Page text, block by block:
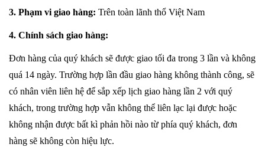
3. Phạm vi giao hàng: Trên toàn lãnh thổ Việt Nam
4. Chính sách giao hàng:
Đơn hàng của quý khách sẽ được giao tối đa trong 3 lần và không
quá 14 ngày. Trường hợp lần đầu giao hàng không thành công, sẽ
có nhân viên liên hệ để sắp xếp lịch giao hàng lần 2 với quý
khách, trong trường hợp vẫn không thể liên lạc lại được hoặc
không nhận được bất kì phản hồi nào từ phía quý khách, đơn
hàng sẽ không còn hiệu lực.